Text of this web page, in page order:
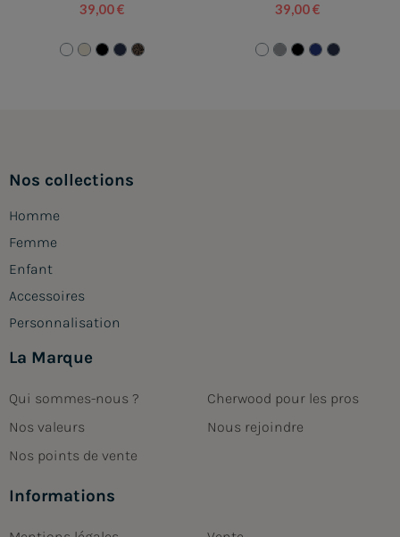
39,00 € 39,00 €
Nos collections
Homme
Femme
Enfant
Accessoires
Personnalisation
La Marque
Qui sommes-nous ?
Nos valeurs
Nos points de vente
Cherwood pour les pros
Nous rejoindre
Informations